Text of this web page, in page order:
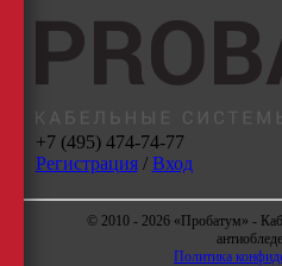
+7 (495) 474-74-77
Регистрация/ Вход
© 2010 - 2026 «Пробатум» -
Политика